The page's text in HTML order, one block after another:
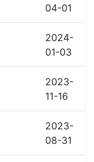
04-01
2024-
01-03
2023-
11-16
2023-
08-31